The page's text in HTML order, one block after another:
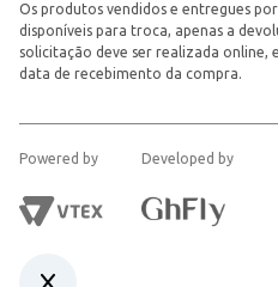
Os produtos vendidos e entregues
disponíveis para troca, apenas a
solicitação deve ser realizada online,
data de recebimento da compra.
Powered by Developed by